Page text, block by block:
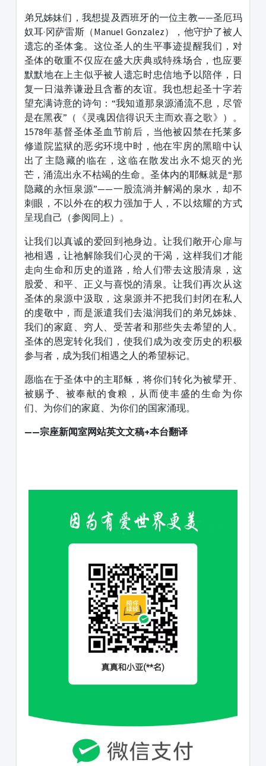
弟兄姊妹们，我想提及西班牙的一位主教——圣厄玛
奴耳·冈萨雷斯（Manuel Gonzalez），他守护了被人
遗忘的圣体龛。这位圣人的生平事迹提醒我们，对
圣体的敬重不仅应在盛大庆典或特殊场合，也应要
默默地在上主似乎被人遗忘时忠信地予以陪伴，日
复一日滋养谦逊且含蓄的友谊。我也想起圣十字若
望充满诗意的诗句：“我知道那泉源涌流不息，尽管
是在黑夜”（《灵魂因信得识天主而欢喜之歌》）。
1578年基督圣体圣血节前后，当他被囚禁在托莱多
修道院监狱的恶劣环境中时，他在牢房的黑暗中认
出了主隐藏的临在，这临在散发出永不熄灭的光
芒，涌流出永不枯竭的生命。圣体内的耶稣就是“那
隐藏的永恒泉源”——一股流淌并解渴的泉水，却不
刺眼，不以外在的权力强加于人，不以炫耀的方式
呈现自己（参阅同上）。
让我们以真诚的爱回到祂身边。让我们敞开心扉与
祂相遇，让祂解除我们心灵的干渴，这样我们才能
走向生命和历史的道路，给人们带去这股清泉，这
股爱、和平、正义与喜悦的清泉。让我们再次从这
圣体的泉源中汲取，这泉源并不把我们封闭在私人
的虔敬中，而是派遣我们去滋润我们的弟兄姊妹、
我们的家庭、穷人、受苦者和那些失去希望的人。
圣体的恩宠转化我们，使我们成为改变历史的积极
参与者，成为我们相遇之人的希望标记。
愿临在于圣体中的主耶稣，将你们转化为被擘开、
被赐予、被奉献的食粮，从而使丰盛的生命为你
们、为你们的家庭、为你们的国家涌现。
——宗座新闻室网站英文文稿+本台翻译